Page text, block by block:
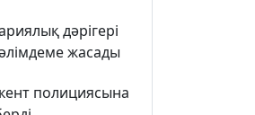
дәрігері
жасады
полициясына